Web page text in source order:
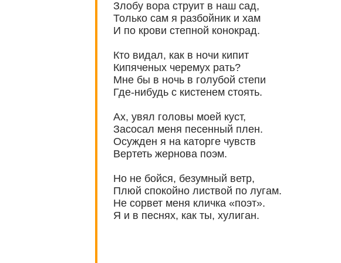
Злобу вора струит в наш сад,
Только сам я разбойник и хам
И по крови степной конокрад.
Кто видал, как в ночи кипит
Кипяченых черемух рать?
Мне бы в ночь в голубой степи
Где-нибудь с кистенем стоять.
Ах, увял головы моей куст,
Засосал меня песенный плен.
Осужден я на каторге чувств
Вертеть жернова поэм.
Но не бойся, безумный ветр,
Плюй спокойно листвой по лугам.
Не сорвет меня кличка «поэт».
Я и в песнях, как ты, хулиган.